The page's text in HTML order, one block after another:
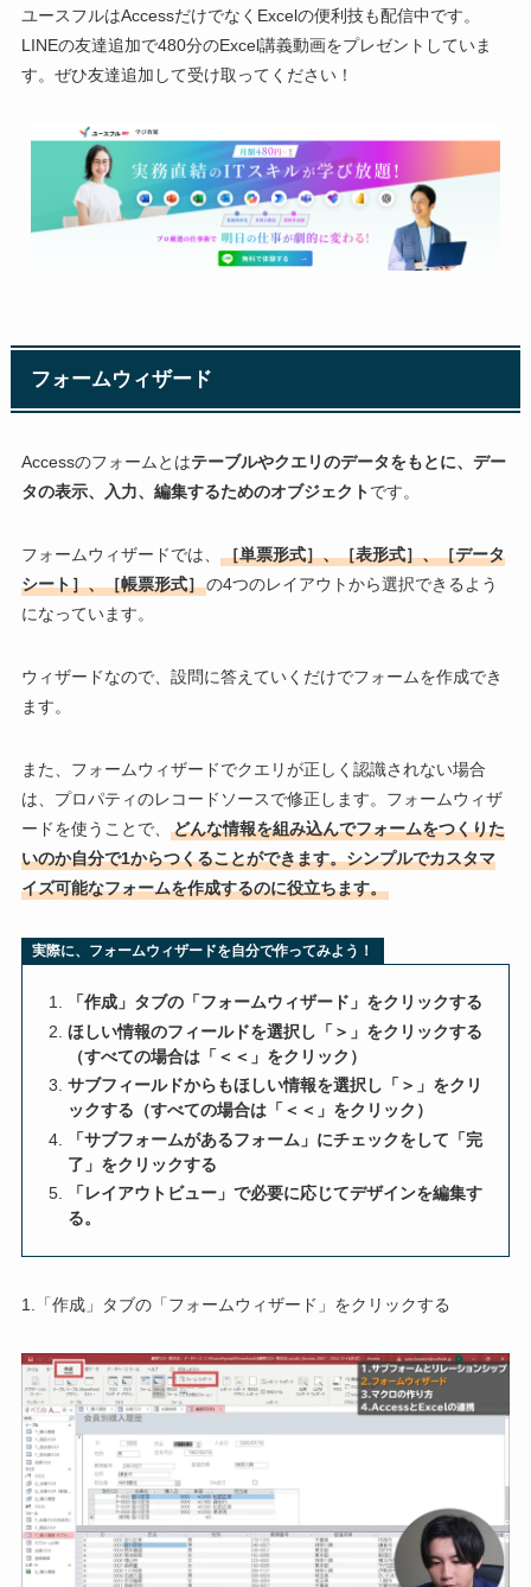
ユースフルはAccessだけでなくExcelの便利技も配信中です。
LINEの友達追加で480分のExcel講義動画をプレゼントしていま
す。ぜひ友達追加して受け取ってください！
フォームウィザード
Accessのフォームとはテーブルやクエリのデータをもとに、デー
タの表示、入力、編集するためのオブジェクトです。
フォームウィザードでは、
［単票形式］、［表形式］、［データ
シート］、［帳票形式］の4つのレイアウトから選択できるよう
になっています。
ウィザードなので、設問に答えていくだけでフォームを作成でき
ます。
また、フォームウィザードでクエリが正しく認識されない場合
は、プロパティのレコードソースで修正します。フォームウィザ
ードを使うことで、
どんな情報を組み込んでフォームをつくりた
いのか自分で1からつくることができます。シンプルでカスタマ
イズ可能なフォームを作成するのに役立ちます。
実際に、フォームウィザードを自分で作ってみよう！
「作成」タブの「フォームウィザード」をクリックする
ほしい情報のフィールドを選択し「＞」をクリックする
（すべての場合は「＜＜」をクリック）
サブフィールドからもほしい情報を選択し「＞」をクリ
ックする（すべての場合は「＜＜」をクリック）
「サブフォームがあるフォーム」にチェックをして「完
了」をクリックする
「レイアウトビュー」で必要に応じてデザインを編集す
る。
1.「作成」タブの「フォームウィザード」をクリックする